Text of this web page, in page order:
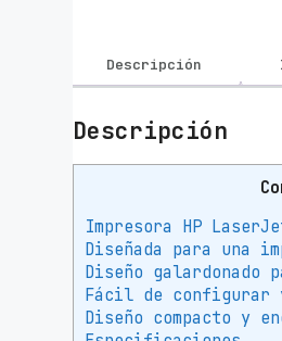
Descripción
Descripción
Impresora HP
Diseñada para una
Diseño
Fácil de
Diseño compacto y